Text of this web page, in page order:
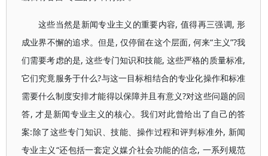
这些当然是新闻专业主义的重要内容, 值得再三强调, 形
成业界不懈的追求。但是, 仅停留在这个层面, 何来“主义”?我
们需要考虑的是, 这些专门知识和技能, 这些严格的质量标准,
它们究竟服务于什么?与这一目标相结合的专业化操作和标准
需要什么制度安排才能得以保障并且有意义?对这些问题的回
答, 才是新闻专业主义的核心。我们对此曾给出了自己的答
案:除了这些专门知识、技能、操作过程和评判标准外, 新闻
专业主义“还包括一套定义媒介社会功能的信念, 一系列规范